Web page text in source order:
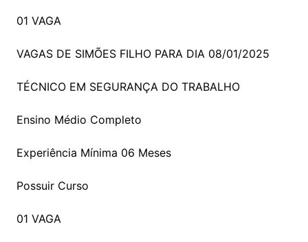
01 VAGA
VAGAS DE SIMÕES FILHO PARA DIA 08/01/2025
TÉCNICO EM SEGURANÇA DO TRABALHO
Ensino Médio Completo
Experiência Mínima 06 Meses
Possuir Curso
01 VAGA